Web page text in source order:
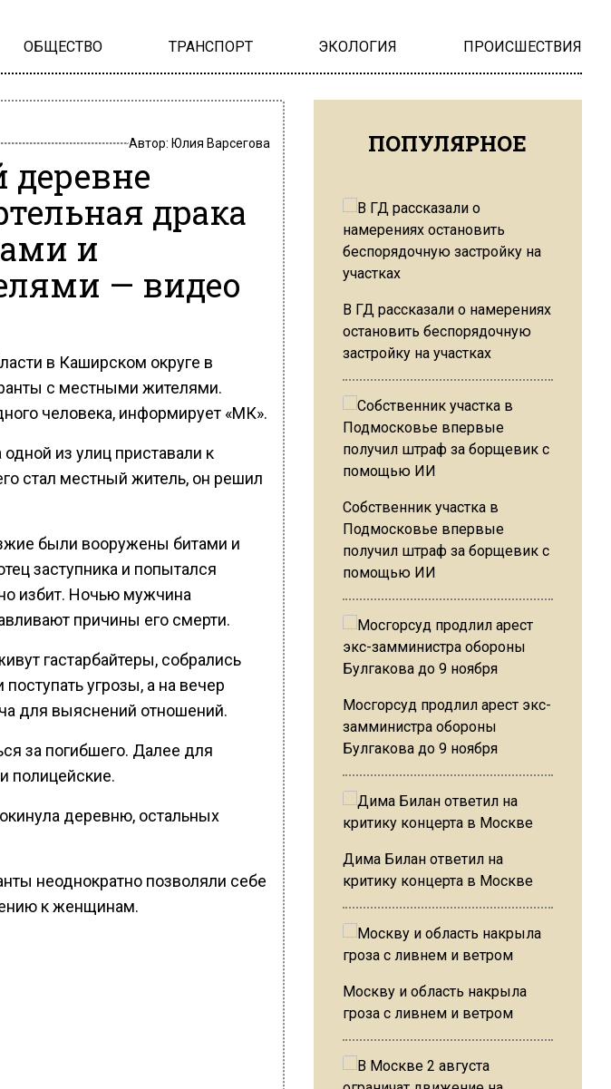
ОБЩЕСТВО ТРАНСПОРТ ЭКОЛОГИЯ ПРОИСШЕСТВИЯ
Автор: Юлия Варсегова
драка
и
— видео
в Каширском округе в
с местными жителями.
человека, информирует «МК».
из улиц приставали к
стал местный житель, он решил
были вооружены битами и
заступника и попытался
избит. Ночью мужчина
причины его смерти.
гастарбайтеры, собрались
угрозы, а на вечер
для выяснений отношений.
за погибшего. Далее для
полицейские.
деревню, остальных
неоднократно позволяли себе
к женщинам.
ПОПУЛЯРНОЕ
В ГД рассказали о намерениях
остановить беспорядочную
застройку на участках
Собственник участка в
Подмосковье впервые
получил штраф за борщевик с
помощью ИИ
Мосгорсуд продлил арест экс-
замминистра обороны
Булгакова до 9 ноября
Дима Билан ответил на
критику концерта в Москве
Москву и область накрыла
гроза с ливнем и ветром